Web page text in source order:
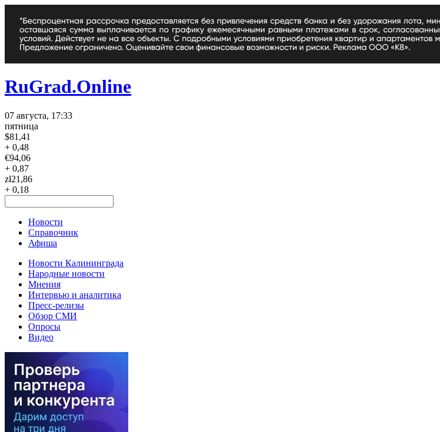
RuGrad.Online
07 августа, 17:33
пятница
$81,41
+ 0,48
€94,06
+ 0,87
zł21,86
+ 0,18
Новости
Справочник
Афиша
Новости Калининграда
Народные новости
Мнения
Интервью и аналитика
Пресс-релизы
Обзор СМИ
Опросы
Видео